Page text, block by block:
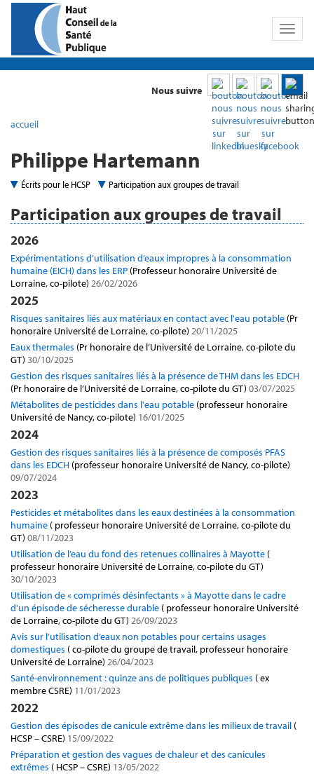
Toggle
Nous suivre
accueil
Philippe Hartemann
Écrits pour le HCSP Participation aux groupes de travail
Participation aux groupes de travail
2026
Expérimentations d’utilisation d’eaux impropres à la consommation
humaine (EICH) dans les ERP (Professeur honoraire Université de
Lorraine, co-pilote) 26/02/2026
2025
Risques sanitaires liés aux matériaux en contact avec l'eau potable (Pr
honoraire Université de Lorraine, co-pilote) 20/11/2025
Eaux thermales (Pr honoraire de l’Université de Lorraine, co-pilote du
GT) 30/10/2025
Gestion des risques sanitaires liés à la présence de THM dans les EDCH
(Pr honoraire de l’Université de Lorraine, co-pilote du GT) 03/07/2025
Métabolites de pesticides dans l'eau potable (professeur honoraire
Université de Nancy, co-pilote) 16/01/2025
2024
Gestion des risques sanitaires liés à la présence de composés PFAS
dans les EDCH (professeur honoraire Université de Nancy, co-pilote)
09/07/2024
2023
Pesticides et métabolites dans les eaux destinées à la consommation
humaine ( professeur honoraire Université de Lorraine, co-pilote du
GT) 08/11/2023
Utilisation de l’eau du fond des retenues collinaires à Mayotte (
professeur honoraire Université de Lorraine, co-pilote du GT)
30/10/2023
Utilisation de « comprimés désinfectants » à Mayotte dans le cadre
d'un épisode de sécheresse durable ( professeur honoraire Université
de Lorraine, co-pilote du GT) 26/09/2023
Avis sur l’utilisation d’eaux non potables pour certains usages
domestiques ( co-pilote du groupe de travail, professeur honoraire
Université de Lorraine) 26/04/2023
Santé-environnement : quinze ans de politiques publiques ( ex
membre CSRE) 11/01/2023
2022
Gestion des épisodes de canicule extrême dans les milieux de travail (
HCSP – CSRE) 15/09/2022
Préparation et gestion des vagues de chaleur et des canicules
extrêmes ( HCSP – CSRE) 13/05/2022